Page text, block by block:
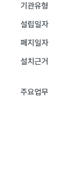
기관유형
설립일자
폐지일자
설치근거
주요업무